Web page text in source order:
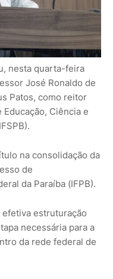
nesta quarta-feira
José Ronaldo de
Patos, como reitor
Ciência e
na consolidação da
de
da Paraíba (IFPB).
estruturação
necessária para a
da rede federal de